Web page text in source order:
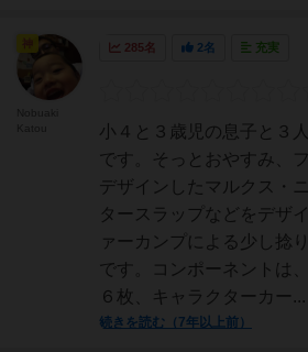
285名 2名 充実
小４と３歳児の息子と３
です。そっとおやすみ、
デザインしたマルクス・
タースラップなどをデザ
ァーカンプによる少し捻
です。コンポーネントは
６枚、キャラクターカー...
続きを読む（7年以上前）
神